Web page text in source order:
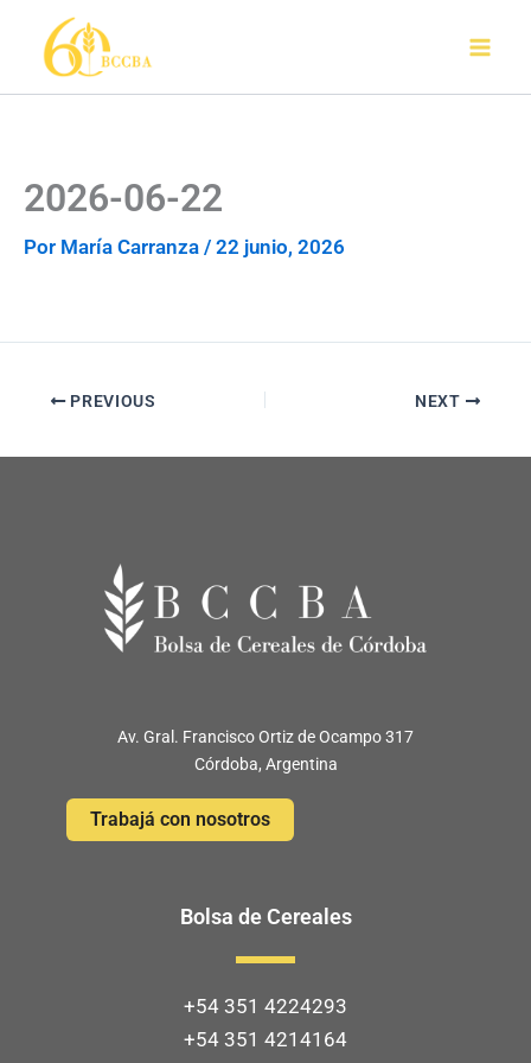
contenido
2026-06-22
Por María Carranza / 22 junio, 2026
PREVIOUS NEXT
Av. Gral. Francisco Ortiz de Ocampo 317
Córdoba, Argentina
Trabajá con nosotros
Bolsa de Cereales
+54 351 4224293
+54 351 4214164